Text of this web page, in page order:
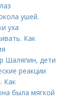
ушей.
уха
Как
Шаляпин, дети
реакции
Как
была мягкой